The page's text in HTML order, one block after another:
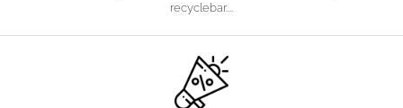
recyclebar....